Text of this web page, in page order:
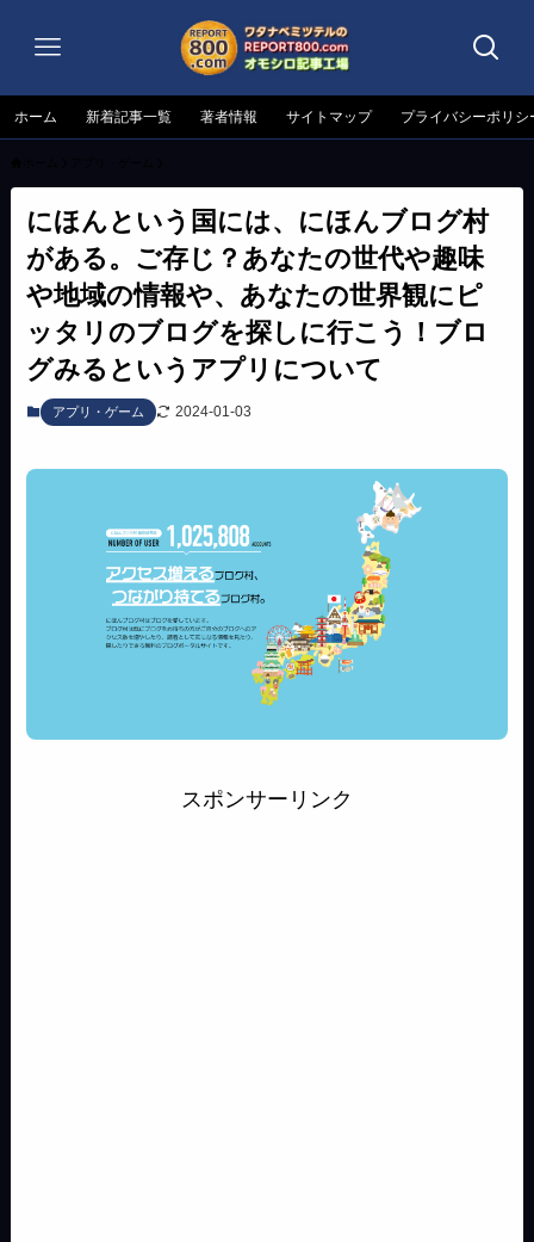
ホーム 新着記事一覧 著者情報 サイトマップ プライバシーポリシ
にほんという国には、にほんブログ村
がある。ご存じ？あなたの世代や趣味
や地域の情報や、あなたの世界観にピ
ッタリのブログを探しに行こう！ブロ
グみるというアプリについて
アプリ・ゲーム 2024-01-03
スポンサーリンク